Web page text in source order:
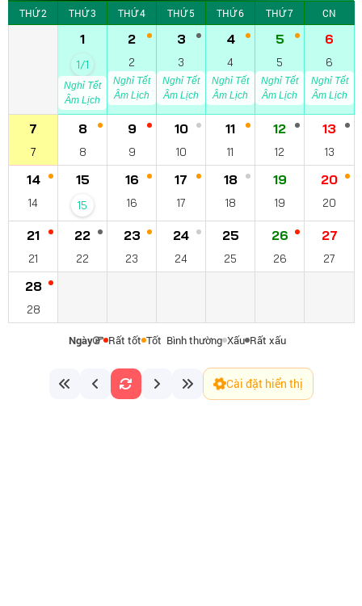
THỨ 2 THỨ 3 THỨ 4 THỨ 5 THỨ 6 THỨ 7 CN
1
1/1
Nghỉ Tết
Âm Lịch
2
2
Nghỉ Tết
Âm Lịch
3
3
Nghỉ Tết
Âm Lịch
4
4
Nghỉ Tết
Âm Lịch
5
5
Nghỉ Tết
Âm Lịch
6
6
Nghỉ Tết
Âm Lịch
7
7
8
8
9
9
10
10
11
11
12
12
13
13
14
14
15
15
16
16
17
17
18
18
19
19
20
20
21
21
22
22
23
23
24
24
25
25
26
26
27
27
28
28
Ngày Rất tốt Tốt Bình thường Xấu Rất xấu
Cài đặt hiển thị